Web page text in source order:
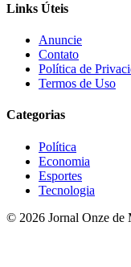
Links Úteis
Anuncie
Contato
Política de
Termos de Uso
Categorias
Política
Economia
Esportes
Tecnologia
© 2026 Jornal Onze de